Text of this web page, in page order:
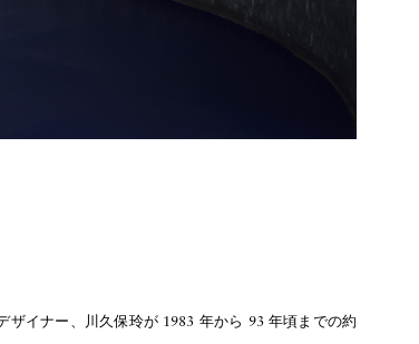
ザイナー、川久保玲が 1983 年から 93 年頃までの約